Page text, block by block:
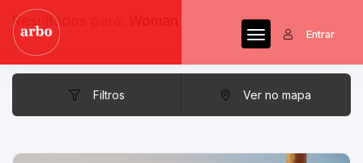
Entrar
Resultados para:
Filtros Ver no mapa